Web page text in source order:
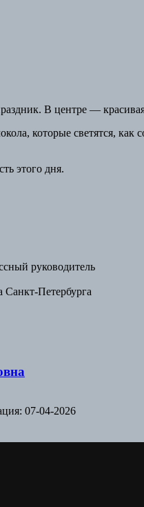
В центре —
которые светятся,
этого дня.
руководитель
Петербурга
07-04-2026